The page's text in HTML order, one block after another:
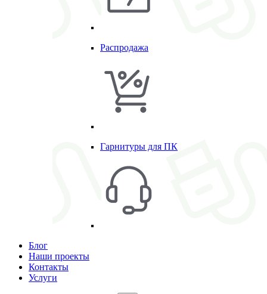
Распродажа
Гарнитуры для ПК
Блог
Наши проекты
Контакты
Услуги